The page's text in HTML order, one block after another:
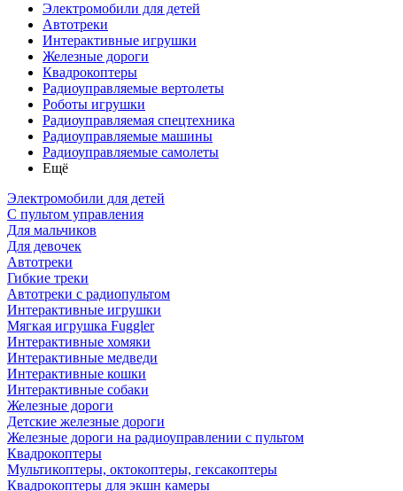
Электромобили для детей
Автотреки
Интерактивные игрушки
Железные дороги
Квадрокоптеры
Радиоуправляемые вертолеты
Роботы игрушки
Радиоуправляемая спецтехника
Радиоуправляемые машины
Радиоуправляемые самолеты
Ещё
Электромобили для детей
С пультом управления
Для мальчиков
Для девочек
Автотреки
Гибкие треки
Автотреки с радиопультом
Интерактивные игрушки
Мягкая игрушка Fuggler
Интерактивные хомяки
Интерактивные медведи
Интерактивные кошки
Интерактивные собаки
Железные дороги
Детские железные дороги
Железные дороги на радиоуправлении с пультом
Квадрокоптеры
Мультикоптеры, октокоптеры, гексакоптеры
Квадрокоптеры для экшн камеры